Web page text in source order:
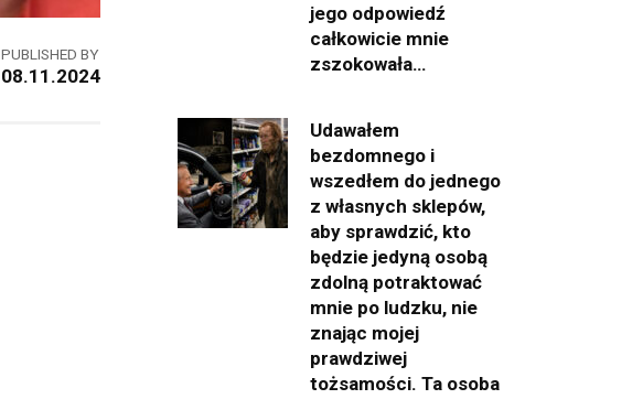
PUBLISHED BY
08.11.2024
jego odpowiedź
całkowicie mnie
zszokowała…
Udawałem
bezdomnego i
wszedłem do jednego
z własnych sklepów,
aby sprawdzić, kto
będzie jedyną osobą
zdolną potraktować
mnie po ludzku, nie
znając mojej
prawdziwej
tożsamości. Ta osoba